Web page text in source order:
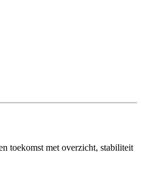
toekomst met overzicht, stabiliteit